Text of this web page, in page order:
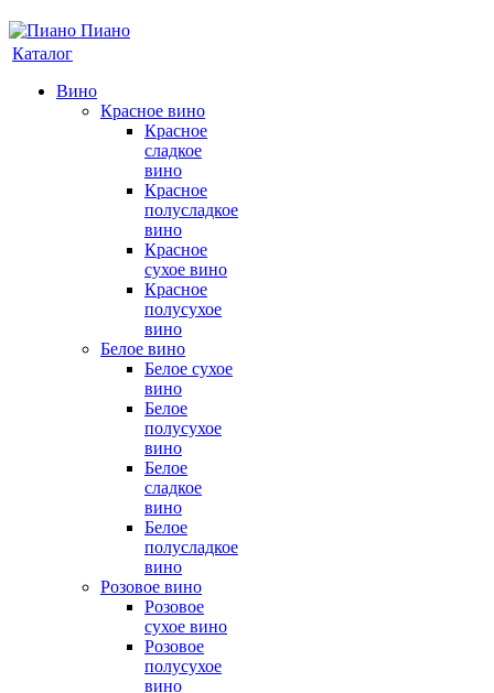
Каталог
Вино
Красное вино
Красное
сладкое
вино
Красное
полусладкое
вино
Красное
сухое вино
Красное
полусухое
вино
Белое вино
Белое сухое
вино
Белое
полусухое
вино
Белое
сладкое
вино
Белое
полусладкое
вино
Розовое вино
Розовое
сухое вино
Розовое
полусухое
вино